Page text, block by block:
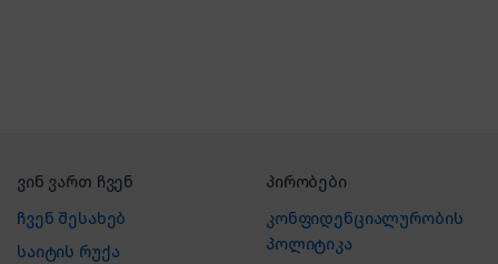
ვინ ვართ ჩვენ
ჩვენ შესახებ
საიტის რუქა
პირობები
კონფიდენციალურობის
პოლიტიკა